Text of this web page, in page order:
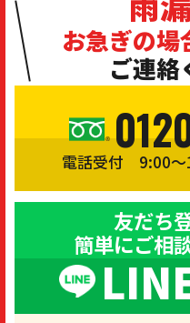
お急ぎの場
ご連絡
電話受付 9:00〜
友だち
簡単にご相